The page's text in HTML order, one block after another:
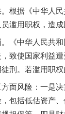
据《中华人民
滥用职权，造
中华人民共和
致使国家利益
刑。若滥用职
风险：一是决
包括低估资产